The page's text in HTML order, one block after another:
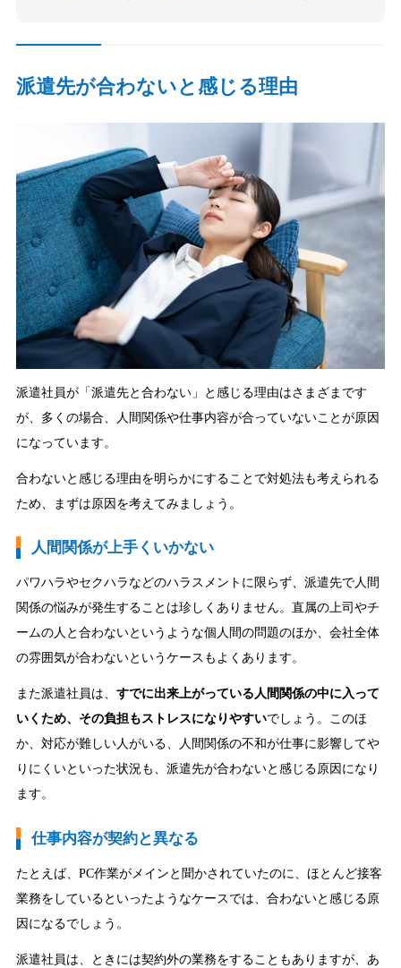
派遣先が合わないと感じる理由
派遣社員が「派遣先と合わない」と感じる理由はさまざまです
が、多くの場合、人間関係や仕事内容が合っていないことが原因
になっています。
合わないと感じる理由を明らかにすることで対処法も考えられる
ため、まずは原因を考えてみましょう。
人間関係が上手くいかない
パワハラやセクハラなどのハラスメントに限らず、派遣先で人間
関係の悩みが発生することは珍しくありません。直属の上司やチ
ームの人と合わないというような個人間の問題のほか、会社全体
の雰囲気が合わないというケースもよくあります。
また派遣社員は、 すでに出来上がっている人間関係の中に入って
いくため、その負担もストレスになりやすいでしょう。このほ
か、対応が難しい人がいる、人間関係の不和が仕事に影響してや
りにくいといった状況も、派遣先が合わないと感じる原因になり
ます。
仕事内容が契約と異なる
たとえば、PC作業がメインと聞かされていたのに、ほとんど接客
業務をしているといったようなケースでは、合わないと感じる原
因になるでしょう。
派遣社員は、ときには契約外の業務をすることもありますが、あ